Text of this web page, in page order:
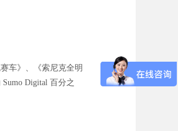
车》、《索尼克全明
Digital 百分之